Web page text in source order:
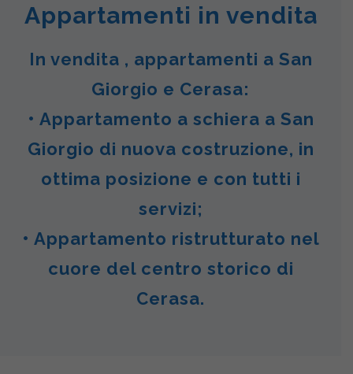
Appartamenti in vendita
In vendita , appartamenti a San
Giorgio e Cerasa:
• Appartamento a schiera a San
Giorgio di nuova costruzione, in
ottima posizione e con tutti i
servizi;
• Appartamento ristrutturato nel
cuore del centro storico di
Cerasa.